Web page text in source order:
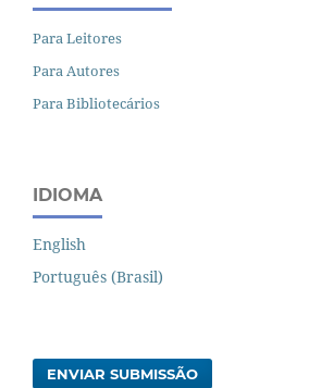
Para Leitores
Para Autores
Para Bibliotecários
IDIOMA
English
Português (Brasil)
ENVIAR SUBMISSÃO